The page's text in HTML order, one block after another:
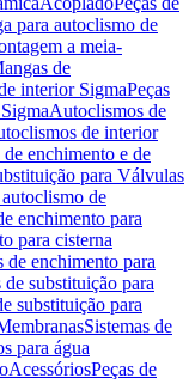
para autoclismo de
a meia-
de
interior SigmaPeças
Autoclismos de
de interior
enchimento e de
para Válvulas
de
enchimento para
para cisterna
de enchimento para
de substituição para
substituição para
Sistemas de
para água
AcessóriosPeças de